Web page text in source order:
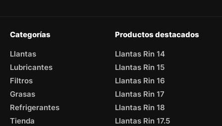
Categorías
Llantas
Lubricantes
Filtros
Grasas
Refrigerantes
Tienda
Productos destacados
Llantas Rin 14
Llantas Rin 15
Llantas Rin 16
Llantas Rin 17
Llantas Rin 18
Llantas Rin 17.5